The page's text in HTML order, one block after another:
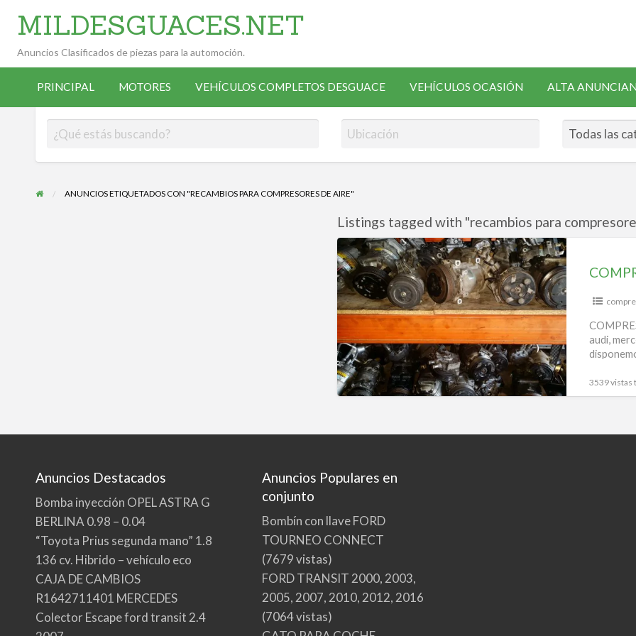
VEHÍCULOS
COMPLETOS
VEHÍCULOS
OCASIÓN
ALTA
ANUNCIANTE
SOLICITAR
RECAMBIOS
MILDESGUACES.NET
Anuncios Clasificados de piezas para la automoción.
PRINCIPAL MOTORES VEHÍCULOS COMPLETOS DESGUACE VEHÍCULOS OCASIÓN ALTA
ANUNCIOS ETIQUETADOS CON "RECAMBIOS PARA COMPRESORES DE AIRE"
Listings tagged with "recambios para
COMPRESORES
AIRE
ACONDICIONADO
audi,
3539 vistas
Anuncios Destacados
Bomba inyección OPEL ASTRA G
BERLINA 0.98 – 0.04
“Toyota Prius segunda mano” 1.8
136 cv. Hibrido – vehículo eco
CAJA DE CAMBIOS
R1642711401 MERCEDES
Colector Escape ford transit 2.4
Anuncios Populares en
conjunto
Bombín con llave FORD
TOURNEO CONNECT
(7679 vistas)
FORD TRANSIT 2000, 2003,
2005, 2007, 2010, 2012, 2016
(7064 vistas)